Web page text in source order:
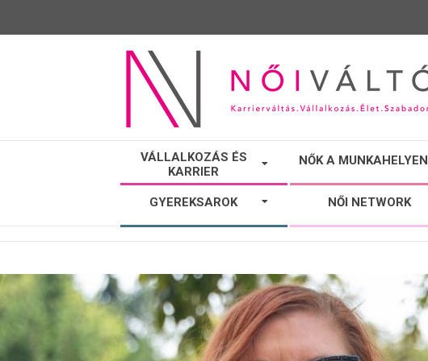
NŐI
VÁLTÓ
VÁLLALKOZÁS ÉS
KARRIER
NŐK A MUNKAHELYEN
GYEREKSAROK NŐI NETWORK